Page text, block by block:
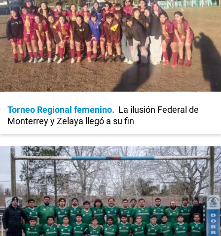
Torneo Regional femenino
La ilusión Federal de
Monterrey y Zelaya llegó a su fin